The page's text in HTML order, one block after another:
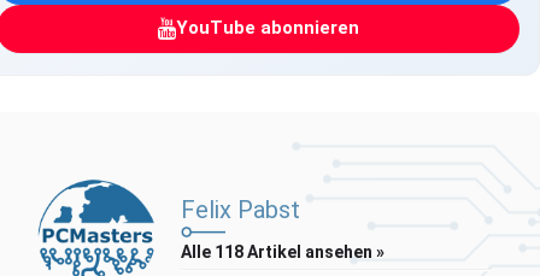
YouTube abonnieren
Felix Pabst
Alle 118 Artikel ansehen »